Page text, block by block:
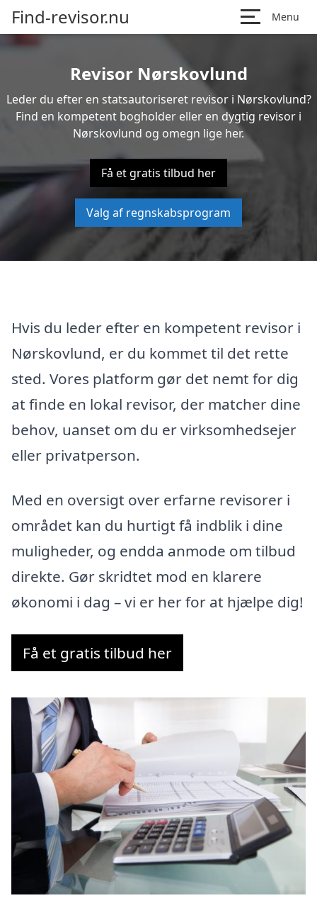
Find-revisor.nu Menu
Revisor Nørskovlund
Leder du efter en statsautoriseret revisor i Nørskovlund?
Find en kompetent bogholder eller en dygtig revisor i
Nørskovlund og omegn lige her.
Få et gratis tilbud her
Valg af regnskabsprogram
Hvis du leder efter en kompetent revisor i
Nørskovlund, er du kommet til det rette
sted. Vores platform gør det nemt for dig
at finde en lokal revisor, der matcher dine
behov, uanset om du er virksomhedsejer
eller privatperson.
Med en oversigt over erfarne revisorer i
området kan du hurtigt få indblik i dine
muligheder, og endda anmode om tilbud
direkte. Gør skridtet mod en klarere
økonomi i dag – vi er her for at hjælpe dig!
Få et gratis tilbud her